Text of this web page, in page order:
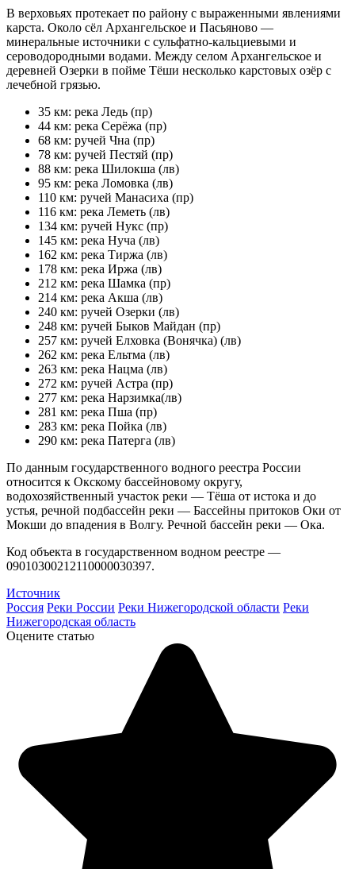
В верховьях протекает по району с выраженными явлениями
карста. Около сёл Архангельское и Пасьяново —
минеральные источники с сульфатно-кальциевыми и
сероводородными водами. Между селом Архангельское и
деревней Озерки в пойме Тёши несколько карстовых озёр с
лечебной грязью.
35 км: река Ледь (пр)
44 км: река Серёжа (пр)
68 км: ручей Чна (пр)
78 км: ручей Пестяй (пр)
88 км: река Шилокша (лв)
95 км: река Ломовка (лв)
110 км: ручей Манасиха (пр)
116 км: река Леметь (лв)
134 км: ручей Нукс (пр)
145 км: река Нуча (лв)
162 км: река Тиржа (лв)
178 км: река Иржа (лв)
212 км: река Шамка (пр)
214 км: река Акша (лв)
240 км: ручей Озерки (лв)
248 км: ручей Быков Майдан (пр)
257 км: ручей Елховка (Вонячка) (лв)
262 км: река Ельтма (лв)
263 км: река Нацма (лв)
272 км: ручей Астра (пр)
277 км: река Нарзимка(лв)
281 км: река Пша (пр)
283 км: река Пойка (лв)
290 км: река Патерга (лв)
По данным государственного водного реестра России
относится к Окскому бассейновому округу,
водохозяйственный участок реки — Тёша от истока и до
устья, речной подбассейн реки — Бассейны притоков Оки от
Мокши до впадения в Волгу. Речной бассейн реки — Ока.
Код объекта в государственном водном реестре —
09010300212110000030397.
Источник
Россия Реки России Реки Нижегородской области Реки
Нижегородская область
Оцените статью